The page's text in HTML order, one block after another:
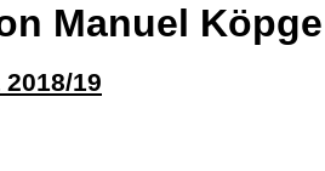
Manuel Köpge
19